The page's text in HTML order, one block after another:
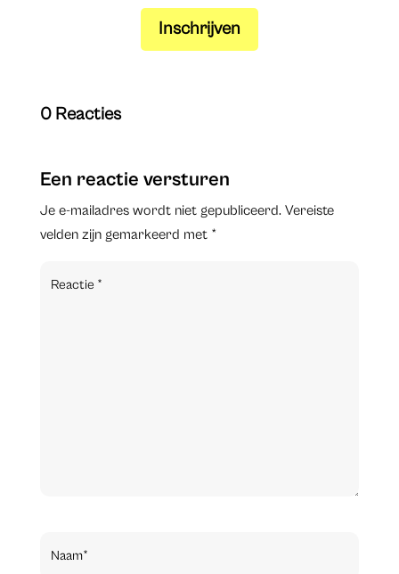
Inschrijven
0 Reacties
Een reactie versturen
Je e-mailadres wordt niet gepubliceerd. Vereiste
velden zijn gemarkeerd met *